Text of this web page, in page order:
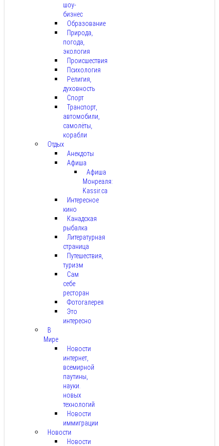
шоу-
бизнес
Образование
Природа,
погода,
экология
Происшествия
Психология
Религия,
духовность
Спорт
Транспорт,
автомобили,
самолёты,
корабли
Отдых
Анекдоты
Афиша
Афиша
Монреаля:
Kassir.ca
Интересное
кино
Канадская
рыбалка
Литературная
страница
Путешествия,
туризм
Сам
себе
ресторан
Фотогалерея
Это
интересно
В
Мире
Новости
интернет,
всемирной
паутины,
науки.
новых
технологий
Новости
иммиграции
Новости
Новости